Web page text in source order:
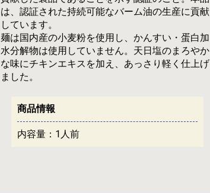
は、認証された持続可能なバーム油の生産に貢献
しています。
麺は国内産の小麦粉を使用し、かんすい・蛋白加
水分解物は使用していません。天日塩のまろやか
な味にチキンエキスを加え、あっさり軽く仕上げ
ました。
商品情報
内容量： 1人前